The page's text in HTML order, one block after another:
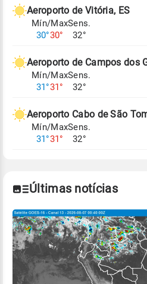
de Tempo e Estudos
Para obter mais
Aeroporto de Vitória, ES
Mín/Max
30°30°
Sens.
32°
Aeroporto de Campos dos
Mín/Max
31°31°
Sens.
32°
Aeroporto Cabo de São
Mín/Max
31°31°
Sens.
32°
Últimas notícias